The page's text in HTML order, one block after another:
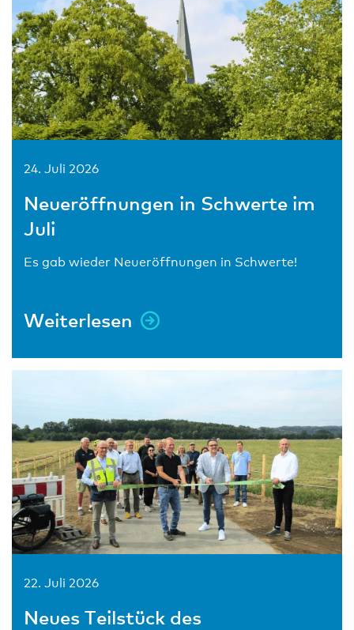
24. Juli 2026
Neueröffnungen in Schwerte im
Juli
Es gab wieder Neueröffnungen in Schwerte!
Weiterlesen
22. Juli 2026
Neues Teilstück des